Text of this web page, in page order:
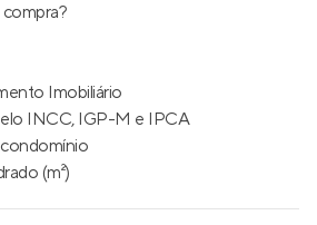
Imobiliário
INCC, IGP-M e IPCA
(m²)